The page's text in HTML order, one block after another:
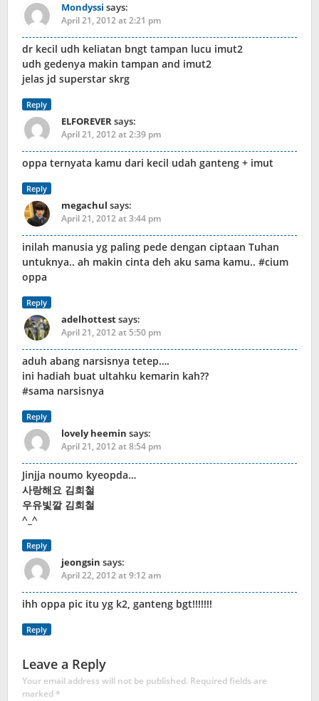
Mondyssi says:
April 21, 2012 at 2:21 pm
dr kecil udh keliatan bngt tampan lucu imut2
udh gedenya makin tampan and imut2
jelas jd superstar skrg
Reply
ELFOREVERsays:
April 21, 2012 at 2:39 pm
oppa ternyata kamu dari kecil udah ganteng + imut
Reply
megachul says:
April 21, 2012 at 3:44 pm
inilah manusia yg paling pede dengan ciptaan Tuhan
untuknya.. ah makin cinta deh aku sama kamu.. #cium
oppa
Reply
adelhottestsays:
April 21, 2012 at 5:50 pm
aduh abang narsisnya tetep….
ini hadiah buat ultahku kemarin kah??
#sama narsisnya
Reply
lovely heemin says:
April 21, 2012 at 8:54 pm
Jinjja noumo kyeopda…
사랑해요 김희철
우유빛깔 김희철
^_^
Reply
jeongsin says:
April 22, 2012 at 9:12 am
ihh oppa pic itu yg k2, ganteng bgt!!!!!!!
Reply
Leave a Reply
Your email address will not be published. Required fields are
marked*